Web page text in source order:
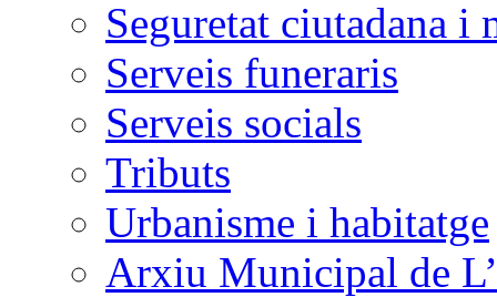
Seguretat ciutadana i
Serveis funeraris
Serveis socials
Tributs
Urbanisme i habitatge
Arxiu Municipal de